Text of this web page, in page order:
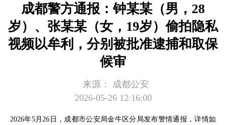
成都警方通报：钟某某（男，28
岁）、张某某（女，19岁）偷拍隐私
视频以牟利，分别被批准逮捕和取保
候审
来源：
成都公安
2026-05-26 12:16:00
2026年5月26日，成都市公安局金牛区分局发布警情通报，详情如